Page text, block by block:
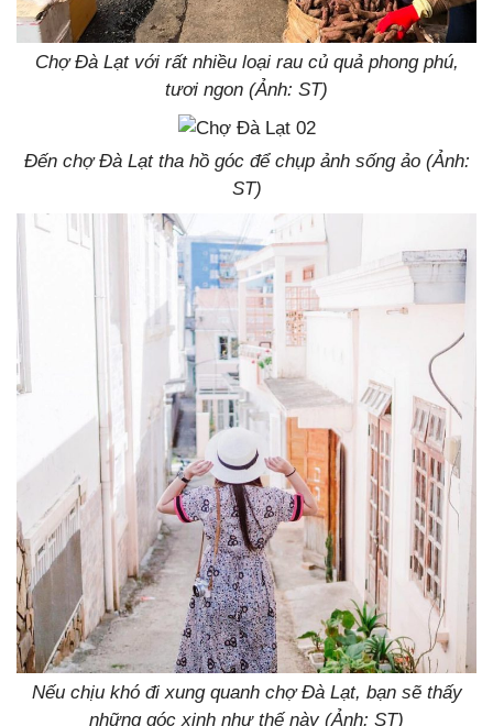
Chợ Đà Lạt với rất nhiều loại rau củ quả phong phú,
tươi ngon (Ảnh: ST)
Đến chợ Đà Lạt tha hồ góc để chụp ảnh sống ảo (Ảnh:
ST)
Nếu chịu khó đi xung quanh chợ Đà Lạt, bạn sẽ thấy
những góc xinh như thế này (Ảnh: ST)